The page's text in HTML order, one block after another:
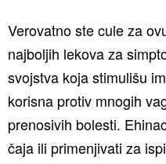
Verovatno ste cule za
najboljih lekova za
svojstva koja stimulišu
korisna protiv mnogih
prenosivih bolesti.
čaja ili primenjivati za